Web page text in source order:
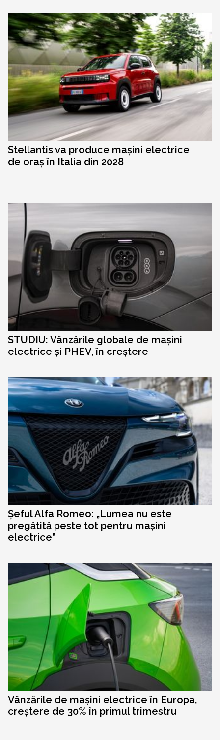
Stellantis va produce mașini electrice
de oraș în Italia din 2028
STUDIU: Vânzările globale de mașini
electrice și PHEV, în creștere
Șeful Alfa Romeo: „Lumea nu este
pregătită peste tot pentru mașini
electrice”
Vânzările de mașini electrice în Europa,
creștere de 30% în primul trimestru